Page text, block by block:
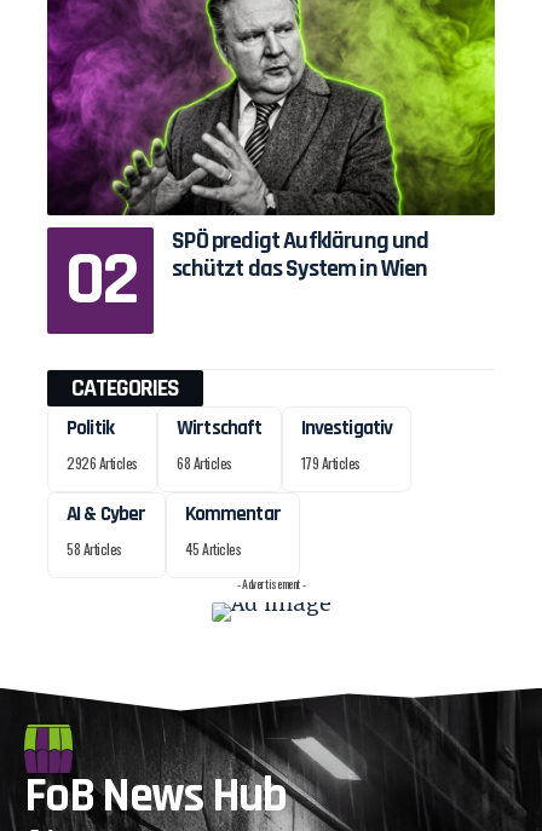
SPÖ predigt Aufklärung und
schützt das System in Wien
CATEGORIES
Politik
2926 Articles
Wirtschaft
68 Articles
Investigativ
179 Articles
AI & Cyber
58 Articles
Kommentar
45 Articles
- Advertisement -
FoB News Hub